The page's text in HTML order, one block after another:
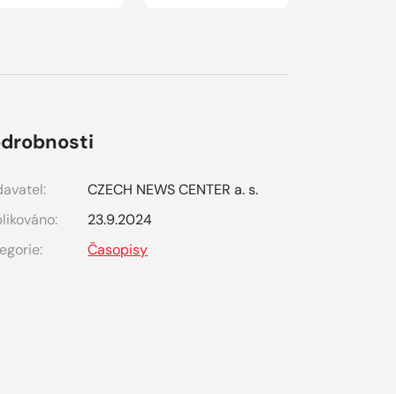
CZECH NEWS CENTER a. s.
23.9.2024
Časopisy